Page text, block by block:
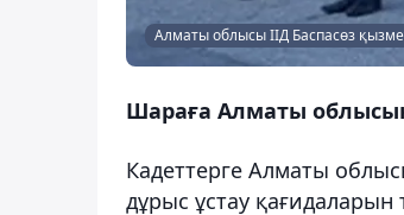
Алматы облысы ІІД Баспасөз
Шараға Алматы
Кадеттерге Алматы
дұрыс ұстау қағидаларын